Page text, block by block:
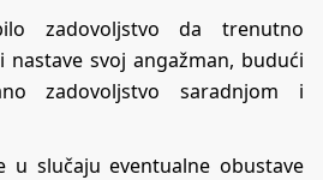
zadovoljstvo da trenutno
nastave svoj angažman, budući
zadovoljstvo saradnjom i
u slučaju eventualne obustave